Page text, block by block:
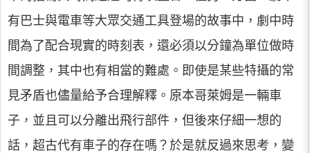
有巴士與電車等大眾交通工具登場的故事中，劇中時
間為了配合現實的時刻表，還必須以分鐘為單位做時
間調整，其中也有相當的難處。即使是某些特攝的常
見矛盾也儘量給予合理解釋。原本哥萊姆是一輛車
子，並且可以分離出飛行部件，但後來仔細一想的
話，超古代有車子的存在嗎？於是就反過來思考，變